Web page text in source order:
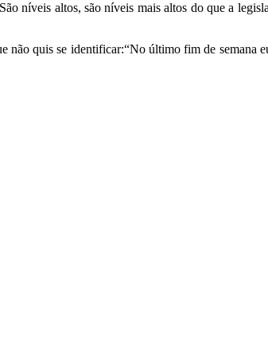
níveis altos, são níveis mais altos do que a
não quis se identificar:“No último fim de semana